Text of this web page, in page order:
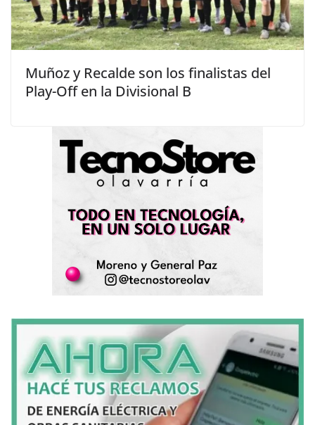
Muñoz y Recalde son los finalistas del
Play-Off en la Divisional B